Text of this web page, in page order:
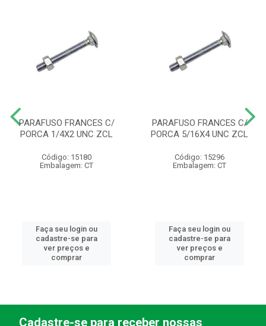
PARAFUSO FRANCES C/
PORCA 1/4X2 UNC ZCL
Código: 15180
Embalagem: CT
Faça seu login ou
cadastre-se para
ver preços e
comprar
PARAFUSO FRANCES C/
PORCA 5/16X4 UNC ZCL
Código: 15296
Embalagem: CT
Faça seu login ou
cadastre-se para
ver preços e
comprar
Cadastre-se para receber nossas